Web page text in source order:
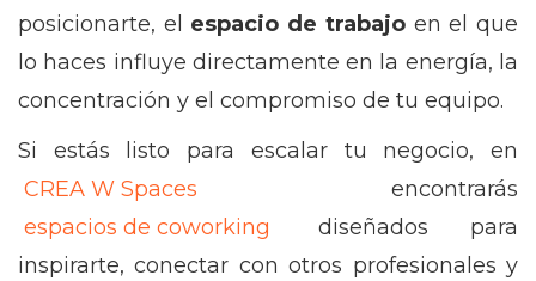
posicionarte, el espacio de trabajoen el que
lo haces influye directamente en la energía, la
concentración y el compromiso de tu equipo.
Si estás listo para escalar tu negocio, en
CREA W Spaces
encontrarás
espacios de coworking
diseñados para
inspirarte, conectar con otros profesionales y